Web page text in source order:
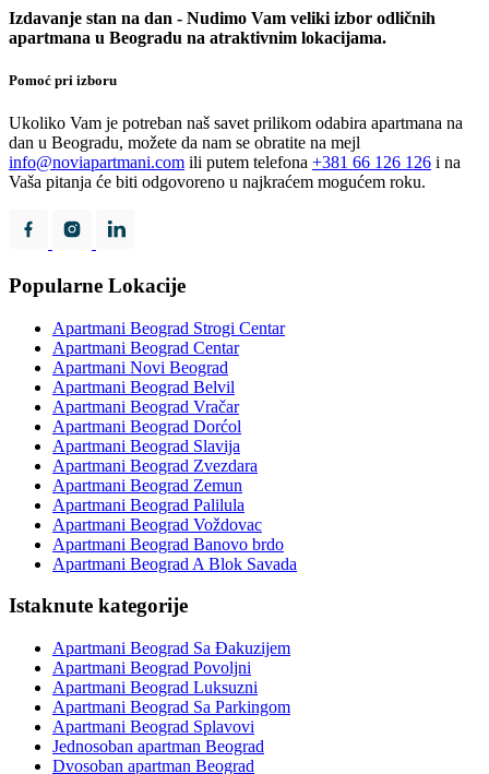
Izdavanje stan na dan - Nudimo Vam veliki izbor odličnih
apartmana u Beogradu na atraktivnim lokacijama.
Pomoć pri izboru
Ukoliko Vam je potreban naš savet prilikom odabira apartmana na
dan u Beogradu, možete da nam se obratite na mejl
info@noviapartmani.com ili putem telefona +381 66 126 126 i na
Vaša pitanja će biti odgovoreno u najkraćem mogućem roku.
Popularne Lokacije
Apartmani Beograd Strogi Centar
Apartmani Beograd Centar
Apartmani Novi Beograd
Apartmani Beograd Belvil
Apartmani Beograd Vračar
Apartmani Beograd Dorćol
Apartmani Beograd Slavija
Apartmani Beograd Zvezdara
Apartmani Beograd Zemun
Apartmani Beograd Palilula
Apartmani Beograd Voždovac
Apartmani Beograd Banovo brdo
Apartmani Beograd A Blok Savada
Istaknute kategorije
Apartmani Beograd Sa Đakuzijem
Apartmani Beograd Povoljni
Apartmani Beograd Luksuzni
Apartmani Beograd Sa Parkingom
Apartmani Beograd Splavovi
Jednosoban apartman Beograd
Dvosoban apartman Beograd